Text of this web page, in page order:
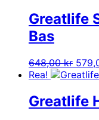
Greatlife
Bas
648,00kr Det
var:
Rea!
Greatlife